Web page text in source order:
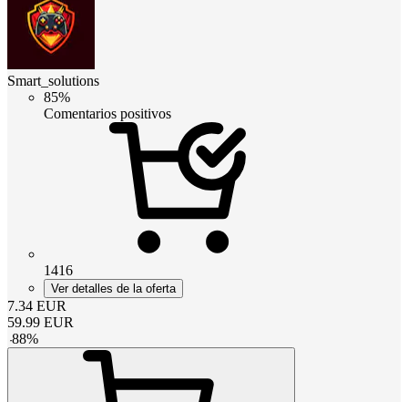
Smart_solutions
85%
Comentarios positivos
1416
Ver detalles de la oferta
7.34 EUR
59.99 EUR
-88%